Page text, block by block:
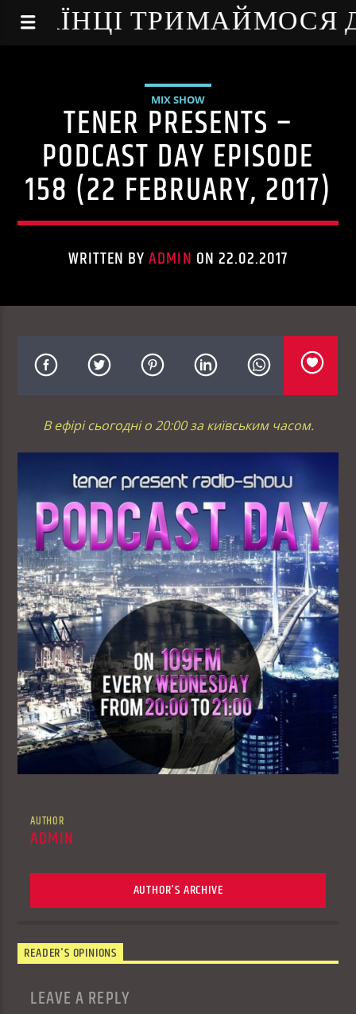
- УКРАЇНЦІ
MIX SHOW
TENER PRESENTS –
PODCAST DAY EPISODE
158 (22 FEBRUARY, 2017)
WRITTEN BYADMIN ON 22.02.2017
В ефірі сьогодні о 20:00 за київським часом.
AUTHOR
ADMIN
AUTHOR'S ARCHIVE
READER'S OPINIONS
LEAVE A REPLY